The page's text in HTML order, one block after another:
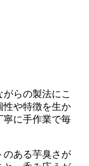
らの製法にこ
性や特徴を生か
寧に手作業で毎
のある芋臭さが